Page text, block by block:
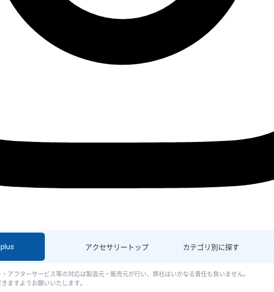
アクセサリー トップ カテゴリ別に探す
アフターサービス等の対応は製造元・販売元が行い、弊社はいかなる責任も負いません。
ますようお願いいたします。